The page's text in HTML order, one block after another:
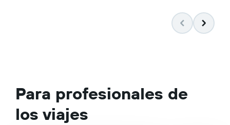
Para profesionales de
los viajes